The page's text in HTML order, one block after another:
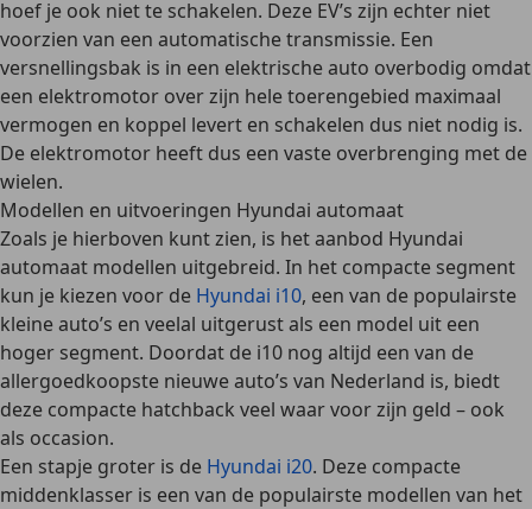
hoef je ook niet te schakelen. Deze EV’s zijn echter niet
voorzien van een automatische transmissie. Een
versnellingsbak is in een elektrische auto overbodig omdat
een elektromotor over zijn hele toerengebied maximaal
vermogen en koppel levert en schakelen dus niet nodig is.
De elektromotor heeft dus een vaste overbrenging met de
wielen.
Modellen en uitvoeringen Hyundai automaat
Zoals je hierboven kunt zien, is het aanbod Hyundai
automaat modellen uitgebreid. In het compacte segment
kun je kiezen voor de Hyundai i10, een van de populairste
kleine auto’s en veelal uitgerust als een model uit een
hoger segment. Doordat de i10 nog altijd een van de
allergoedkoopste nieuwe auto’s van Nederland is, biedt
deze compacte hatchback veel waar voor zijn geld – ook
als occasion.
Een stapje groter is de Hyundai i20. Deze compacte
middenklasser is een van de populairste modellen van het